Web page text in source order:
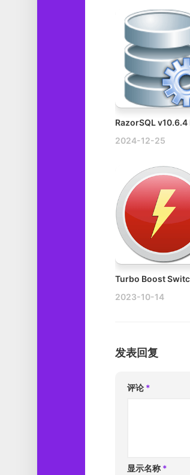
2024-12-25
2023-10-14
发表回复
评论 *
显示名称 *